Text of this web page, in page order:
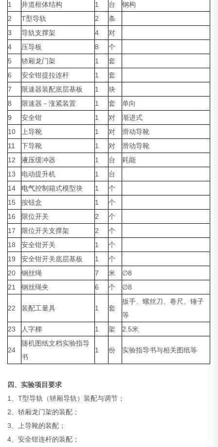
1 井道框体结构 1 台
钢构
2
T型导轨 2
条
3
导轨支撑架 4
对
4
压导板 8
个
5
轿厢龙门架 1
套
6
安全钳提拉连杆 1
套
7
限速器装配底层基板 1
块
8
限速器－涨紧装置 1 套
单向
9
安全钳 1 对
渐进式
10
上导靴 1 对
滑动导靴
11
下导靴 1 对
滑动导靴
12
液压缓冲器 1 台
耗能
13
电动提升机 1
台
14
电气控制箱式模型块 1
个
15
按钮盒 1
个
16
限位开关 2
个
17
限位开关支撑架 2
个
18
安全钳开关 1
个
19
安全钳开关底层基板 1
个
20
钢丝绳 7 米
∅8
21
钢丝绳夹 6 个 ∅8
22 装配工量具 1 套
扳手、螺丝刀、卷尺、锤子
等
23
人字梯 1 架 2.5米
24
随机图纸文档实验指导
书
1 份 实验指导书与相关图纸等
四、实验项目要求
1、T型导轨（轿厢导轨）装配与调节；
2、轿厢龙门架的装配；
3、上导靴的装配；
4、安全钳连杆的装配；